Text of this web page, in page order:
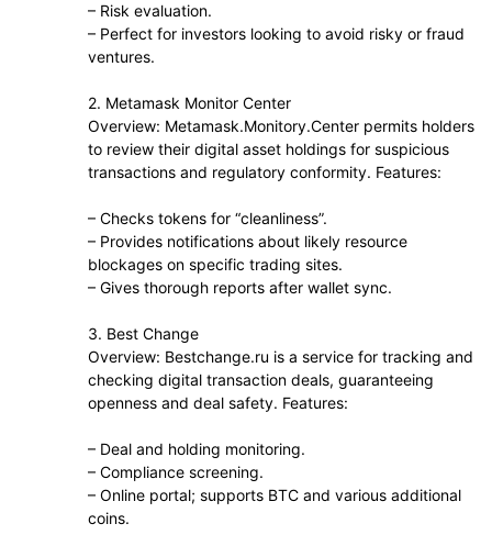
– Risk evaluation.
– Perfect for investors looking to avoid risky or fraud
ventures.
2. Metamask Monitor Center
Overview: Metamask.Monitory.Center permits holders
to review their digital asset holdings for suspicious
transactions and regulatory conformity. Features:
– Checks tokens for “cleanliness”.
– Provides notifications about likely resource
blockages on specific trading sites.
– Gives thorough reports after wallet sync.
3. Best Change
Overview: Bestchange.ru is a service for tracking and
checking digital transaction deals, guaranteeing
openness and deal safety. Features:
– Deal and holding monitoring.
– Compliance screening.
– Online portal; supports BTC and various additional
coins.